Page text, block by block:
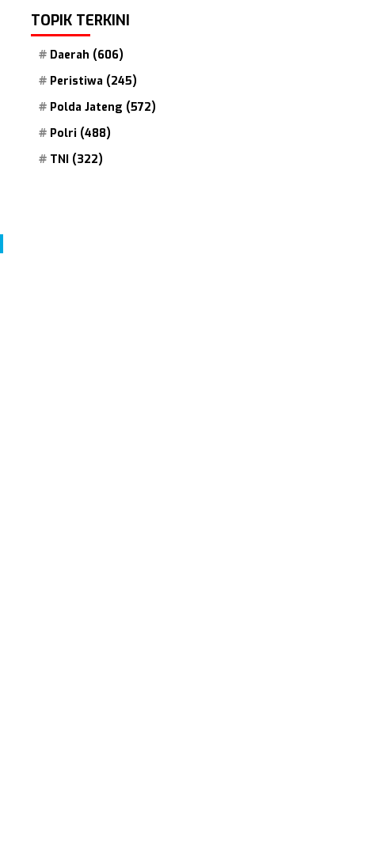
TOPIK TERKINI
Daerah (606)
Peristiwa (245)
Polda Jateng (572)
Polri (488)
TNI (322)